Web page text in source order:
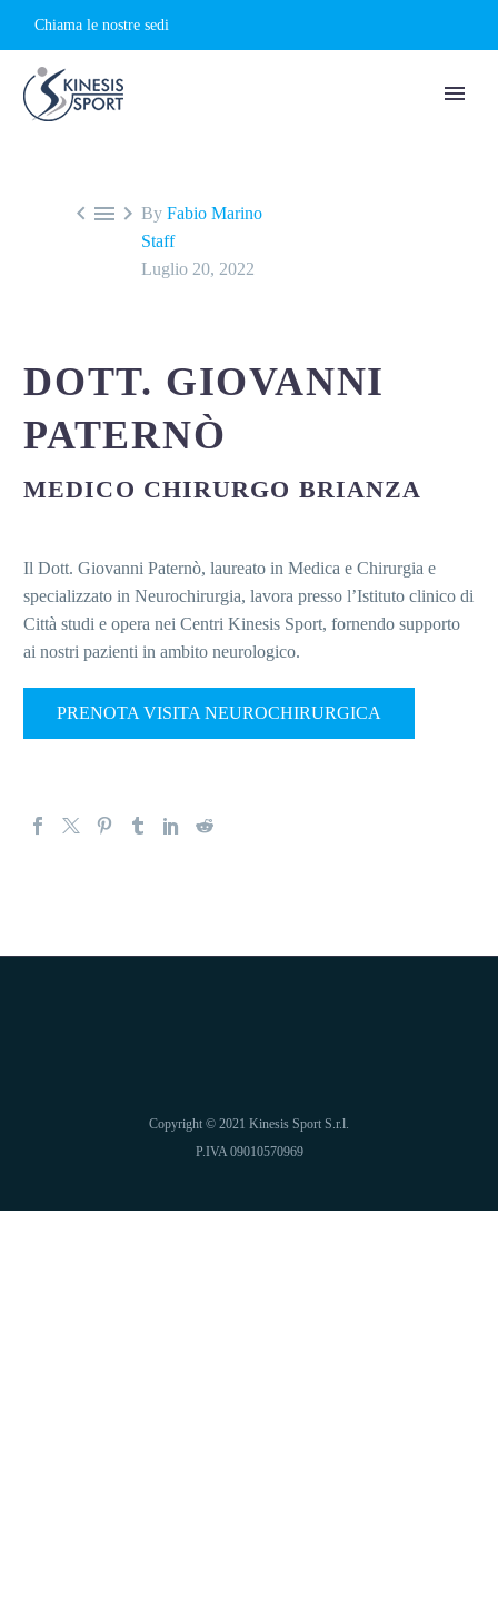
Chiama le nostre sedi
   By Fabio Marino
Staff
Luglio 20, 2022
DOTT. GIOVANNI
PATERNÒ
MEDICO CHIRURGO BRIANZA
Il Dott. Giovanni Paternò, laureato in Medica e Chirurgia e
specializzato in Neurochirurgia, lavora presso l’Istituto clinico di
Città studi e opera nei Centri Kinesis Sport, fornendo supporto
ai nostri pazienti in ambito neurologico.
PRENOTA VISITA NEUROCHIRURGICA
Copyright © 2021 Kinesis Sport S.r.l.
P.IVA 09010570969